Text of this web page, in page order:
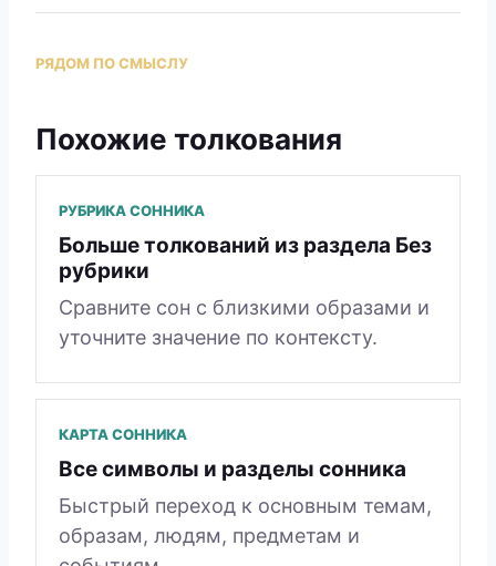
РЯДОМ ПО СМЫСЛУ
Похожие толкования
РУБРИКА СОННИКА
Больше толкований из раздела Без
рубрики
Сравните сон с близкими образами и
уточните значение по контексту.
КАРТА СОННИКА
Все символы и разделы сонника
Быстрый переход к основным темам,
образам, людям, предметам и